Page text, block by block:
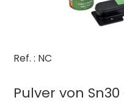
Ref. : NC
Pulver von